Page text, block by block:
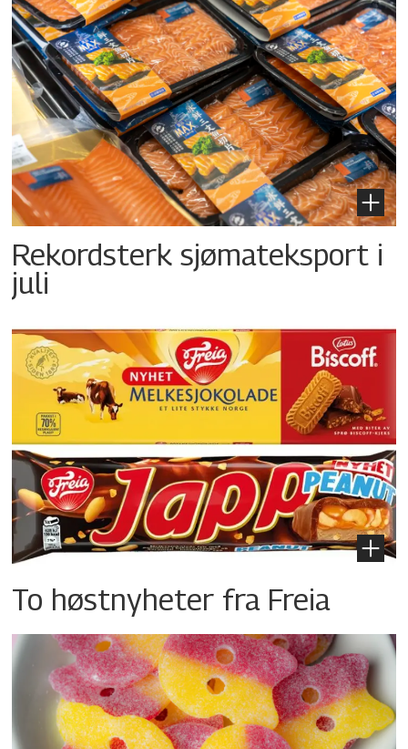
Rekordsterk sjømateksport i
juli
To høstnyheter fra Freia